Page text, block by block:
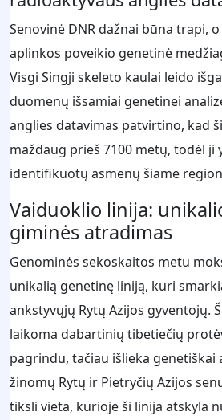
Senovinė DNR dažnai būna trapi,
aplinkos poveikio genetinė
Visgi Singji skeleto kaulai leido
duomenų išsamiai genetinei
anglies datavimas patvirtino, kad
maždaug prieš 7100 metų, todėl ji
identifikuotų asmenų šiame
Vaiduoklio linija:
giminės atradimas
Genominės sekoskaitos metu
unikalią genetinę liniją, kuri
ankstyvųjų Rytų Azijos gyventojų.
laikoma dabartinių tibetiečių
pagrindu, tačiau išlieka genetiškai
žinomų Rytų ir Pietryčių Azijos
tiksli vieta, kurioje ši linija atskyla